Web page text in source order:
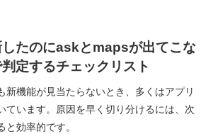
したのにaskとmapsが出てこな
定するチェックリスト
新機能が見当たらないとき、多くはアプリ
ています。原因を早く切り分けるには、次
効率的です。